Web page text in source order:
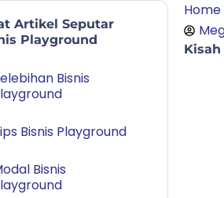
Artikel Seputar
Playground
Bisnis
Bisnis Playground
Bisnis
Home